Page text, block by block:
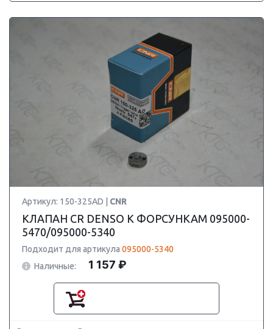
Артикул: 150-325AD | CNR
КЛАПАН CR DENSO К ФОРСУНКАМ 095000-
5470/095000-5340
Подходит для артикула 095000-5340
Наличные:
1 157 ₽